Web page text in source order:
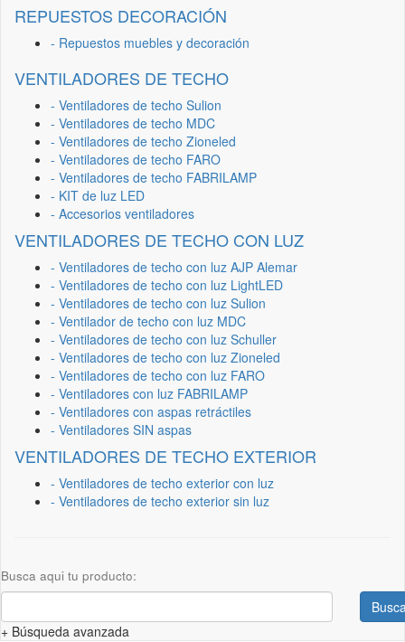
REPUESTOS DECORACIÓN
- Repuestos muebles y decoración
VENTILADORES DE TECHO
- Ventiladores de techo Sulion
- Ventiladores de techo MDC
- Ventiladores de techo Zioneled
- Ventiladores de techo FARO
- Ventiladores de techo FABRILAMP
- KIT de luz LED
- Accesorios ventiladores
VENTILADORES DE TECHO CON LUZ
- Ventiladores de techo con luz AJP Alemar
- Ventiladores de techo con luz LightLED
- Ventiladores de techo con luz Sulion
- Ventilador de techo con luz MDC
- Ventiladores de techo con luz Schuller
- Ventiladores de techo con luz Zioneled
- Ventiladores de techo con luz FARO
- Ventiladores con luz FABRILAMP
- Ventiladores con aspas retráctiles
- Ventiladores SIN aspas
VENTILADORES DE TECHO EXTERIOR
- Ventiladores de techo exterior con luz
- Ventiladores de techo exterior sin luz
Busca aqui tu producto:
+ Búsqueda avanzada